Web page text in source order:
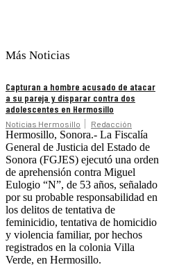
Más Noticias
Capturan a hombre acusado de atacar
a su pareja y disparar contra dos
adolescentes en Hermosillo
Noticias Hermosillo Redacción
Hermosillo, Sonora.- La Fiscalía
General de Justicia del Estado de
Sonora (FGJES) ejecutó una orden
de aprehensión contra Miguel
Eulogio “N”, de 53 años, señalado
por su probable responsabilidad en
los delitos de tentativa de
feminicidio, tentativa de homicidio
y violencia familiar, por hechos
registrados en la colonia Villa
Verde, en Hermosillo.